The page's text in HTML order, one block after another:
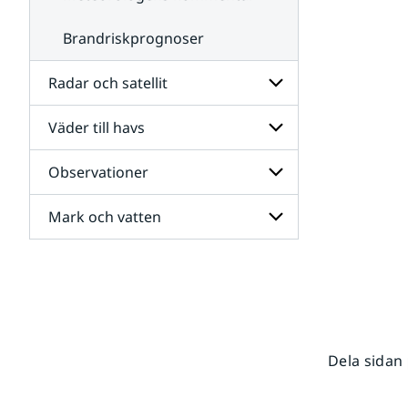
Brandriskprognoser
Radar och satellit
Undersidor
för
Radar
och
satellit
Väder till havs
Undersidor
för
Väder
till
havs
Observationer
Undersidor
för
Mark och vatten
Dela sidan